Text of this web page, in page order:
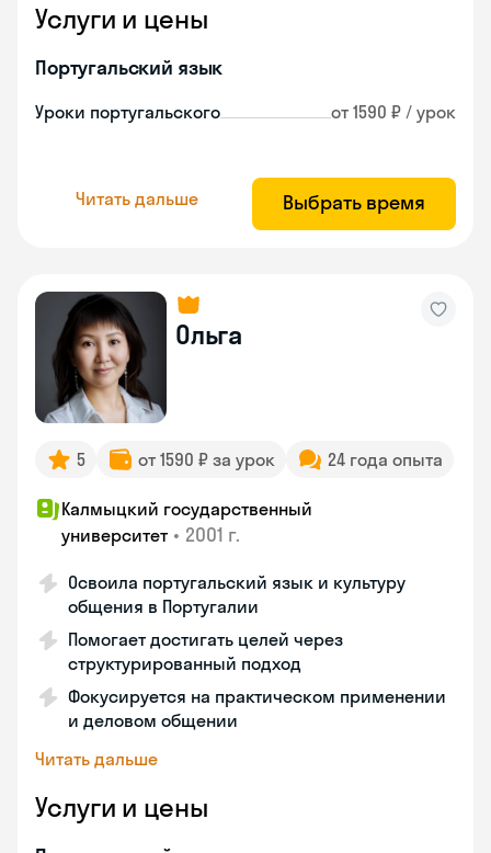
Услуги и цены
Португальский язык
Уроки португальского от 1590 ₽ / урок
Читать дальше Выбрать время
Ольга
5 от 1590 ₽ за урок 24 года опыта
Калмыцкий государственный
университет • 2001 г.
Освоила португальский язык и культуру
общения в Португалии
Помогает достигать целей через
структурированный подход
Фокусируется на практическом применении
и деловом общении
Читать дальше
Услуги и цены